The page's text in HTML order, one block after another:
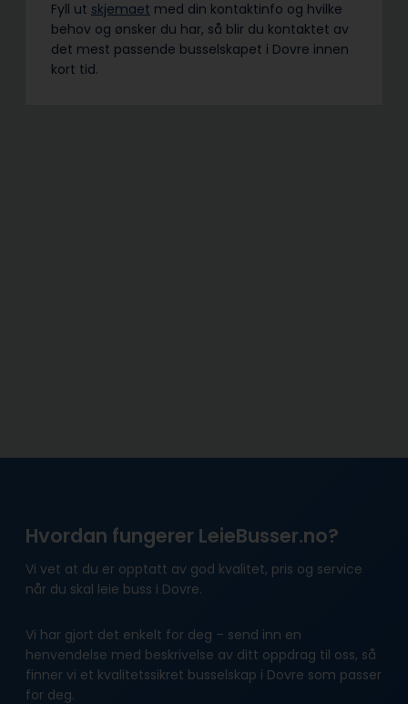
Fyll ut skjemaet med din kontaktinfo og hvilke
behov og ønsker du har, så blir du kontaktet av
det mest passende busselskapet i Dovre innen
kort tid.
Hvordan fungerer LeieBusser.no?
Vi vet at du er opptatt av god kvalitet, pris og service
når du skal leie buss i Dovre.
Vi har gjort det enkelt for deg – send inn en
henvendelse med beskrivelse av ditt oppdrag til oss, så
finner vi et kvalitetssikret busselskap i Dovre som passer
for deg.